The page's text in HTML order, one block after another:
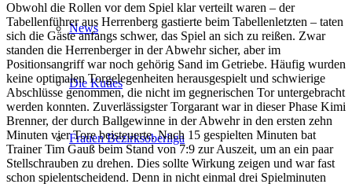
News
Die Kuties
Frauen Bezirksoberliga
Obwohl die Rollen vor dem Spiel klar verteilt waren – der
Tabellenführer aus Herrenberg gastierte beim Tabellenletzten – taten
sich die Gäste anfangs schwer, das Spiel an sich zu reißen. Zwar
standen die Herrenberger in der Abwehr sicher, aber im
Positionsangriff war noch gehörig Sand im Getriebe. Häufig wurden
keine optimalen Torgelegenheiten herausgespielt und schwierige
Abschlüsse genommen, die nicht im gegnerischen Tor untergebracht
werden konnten. Zuverlässigster Torgarant war in dieser Phase Kimi
Brenner, der durch Ballgewinne in der Abwehr in den ersten zehn
Minuten vier Tore beisteuerte. Nach 15 gespielten Minuten bat
Trainer Tim Gauß beim Stand von 7:9 zur Auszeit, um an ein paar
Stellschrauben zu drehen. Dies sollte Wirkung zeigen und war fast
schon spielentscheidend. Denn in nicht einmal drei Spielminuten